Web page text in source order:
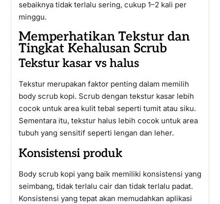
sebaiknya tidak terlalu sering, cukup 1–2 kali per
minggu.
Memperhatikan Tekstur dan
Tingkat Kehalusan Scrub
Tekstur kasar vs halus
Tekstur merupakan faktor penting dalam memilih
body scrub kopi. Scrub dengan tekstur kasar lebih
cocok untuk area kulit tebal seperti tumit atau siku.
Sementara itu, tekstur halus lebih cocok untuk area
tubuh yang sensitif seperti lengan dan leher.
Konsistensi produk
Body scrub kopi yang baik memiliki konsistensi yang
seimbang, tidak terlalu cair dan tidak terlalu padat.
Konsistensi yang tepat akan memudahkan aplikasi